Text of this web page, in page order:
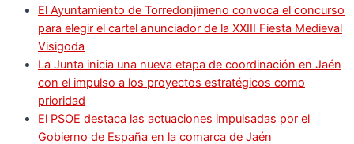
El Ayuntamiento de Torredonjimeno convoca el concurso
para elegir el cartel anunciador de la XXIII Fiesta Medieval
Visigoda
La Junta inicia una nueva etapa de coordinación en Jaén
con el impulso a los proyectos estratégicos como
prioridad
El PSOE destaca las actuaciones impulsadas por el
Gobierno de España en la comarca de Jaén